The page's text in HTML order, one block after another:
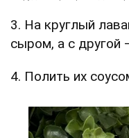
3. На круглый
сыром, а с другой
4. Полить их